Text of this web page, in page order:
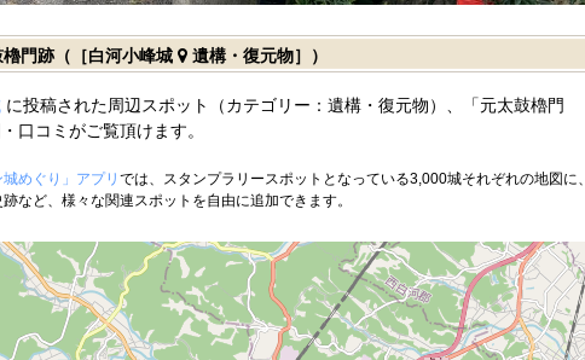
櫓門跡（［白河小峰城 遺構・復元物］）
に投稿された周辺スポット（カテゴリー：遺構・復元物）、「元太鼓櫓門
口コミがご覧頂けます。
城めぐり」アプリ では、スタンプラリースポットとなっている3,000城それぞれの地図に、
など、様々な関連スポットを自由に追加できます。